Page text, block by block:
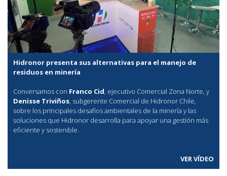
Hidronor presenta sus alternativas para el manejo de
residuos en minería
Conversamos con Franco Cid, ejecutivo Comercial Zona Norte, y
Denisse Triviños, subgerente Comercial de Hidronor Chile,
sobre los principales desafíos ambientales de la minería y las
soluciones que Hidronor desarrolla para apoyar una gestión más
eficiente y sostenible.
VER VÍDEO